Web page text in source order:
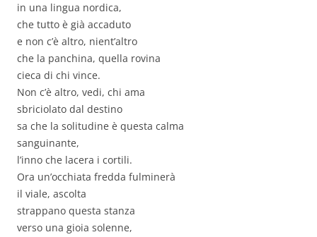
in una lingua nordica,
che tutto è già accaduto
e non c’è altro, nient’altro
che la panchina, quella rovina
cieca di chi vince.
Non c’è altro, vedi, chi ama
sbriciolato dal destino
sa che la solitudine è questa calma
sanguinante,
l’inno che lacera i cortili.
Ora un’occhiata fredda fulminerà
il viale, ascolta
strappano questa stanza
verso una gioia solenne,